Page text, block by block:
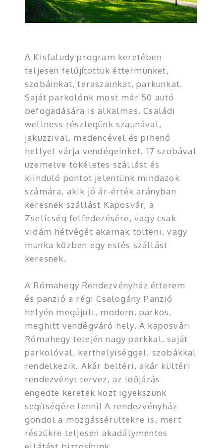
A Kisfaludy program keretében
teljesen felújítottuk éttermünket,
szobáinkat, teraszainkat, parkunkat.
Saját parkolónk most már 50 autó
befogadására is alkalmas. Családi
wellness részlegünk szaunával,
jakuzzival, medencével és pihenő
hellyel várja vendégeinket. 17 szobával
üzemelve tökéletes szállást és
kiinduló pontot jelentünk mindazok
számára, akik jó ár-érték arányban
keresnek szállást Kaposvár, a
Zselicség felfedezésére, vagy csak
vidám hétvégét akarnak tölteni, vagy
munka közben egy estés szállást
keresnek.
A Rómahegy Rendezvényház étterem
és panzió a régi Csalogány Panzió
helyén megújult, modern, parkos,
meghitt vendégváró hely. A kaposvári
Rómahegy tetején nagy parkkal, saját
parkolóval, kerthelyiséggel, szobákkal
rendelkezik. Akár beltéri, akár kültéri
rendezvényt tervez, az időjárás
engedte keretek közt igyekszünk
segítségére lenni! A rendezvényház
gondol a mozgássérültekre is, mert
részükre teljesen akadálymentes